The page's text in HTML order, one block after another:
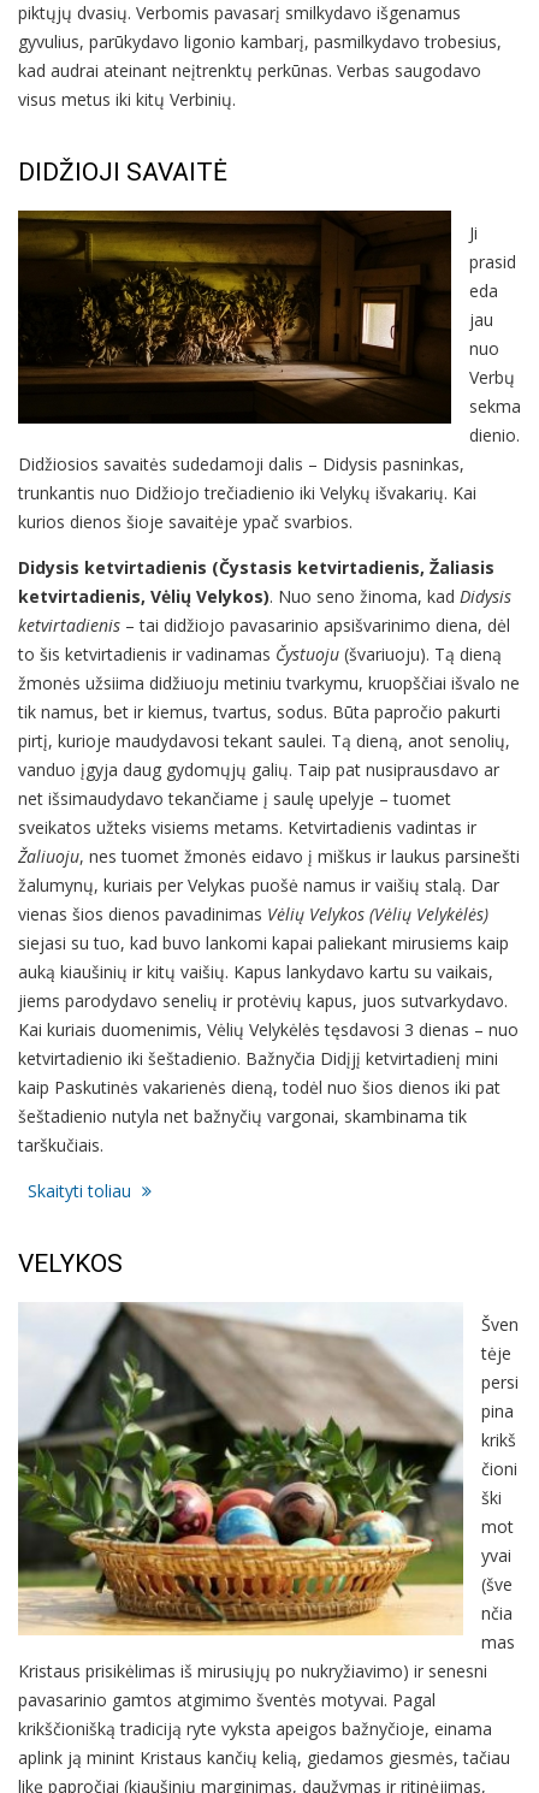
piktųjų dvasių. Verbomis pavasarį smilkydavo išgenamus
gyvulius, parūkydavo ligonio kambarį, pasmilkydavo trobesius,
kad audrai ateinant neįtrenktų perkūnas. Verbas saugodavo
visus metus iki kitų Verbinių.
DIDŽIOJI SAVAITĖ
Ji
prasid
eda
jau
nuo
Verbų
sekma
dienio.
Didžiosios savaitės sudedamoji dalis – Didysis pasninkas,
trunkantis nuo Didžiojo trečiadienio iki Velykų išvakarių. Kai
kurios dienos šioje savaitėje ypač svarbios.
Didysis ketvirtadienis (Čystasis ketvirtadienis, Žaliasis
ketvirtadienis, Vėlių Velykos). Nuo seno žinoma, kad Didysis
ketvirtadienis – tai didžiojo pavasarinio apsišvarinimo diena, dėl
to šis ketvirtadienis ir vadinamas Čystuoju (švariuoju). Tą dieną
žmonės užsiima didžiuoju metiniu tvarkymu, kruopščiai išvalo ne
tik namus, bet ir kiemus, tvartus, sodus. Būta papročio pakurti
pirtį, kurioje maudydavosi tekant saulei. Tą dieną, anot senolių,
vanduo įgyja daug gydomųjų galių. Taip pat nusiprausdavo ar
net išsimaudydavo tekančiame į saulę upelyje – tuomet
sveikatos užteks visiems metams. Ketvirtadienis vadintas ir
Žaliuoju, nes tuomet žmonės eidavo į miškus ir laukus parsinešti
žalumynų, kuriais per Velykas puošė namus ir vaišių stalą. Dar
vienas šios dienos pavadinimas Vėlių Velykos (Vėlių Velykėlės)
siejasi su tuo, kad buvo lankomi kapai paliekant mirusiems kaip
auką kiaušinių ir kitų vaišių. Kapus lankydavo kartu su vaikais,
jiems parodydavo senelių ir protėvių kapus, juos sutvarkydavo.
Kai kuriais duomenimis, Vėlių Velykėlės tęsdavosi 3 dienas – nuo
ketvirtadienio iki šeštadienio. Bažnyčia Didįjį ketvirtadienį mini
kaip Paskutinės vakarienės dieną, todėl nuo šios dienos iki pat
šeštadienio nutyla net bažnyčių vargonai, skambinama tik
tarškučiais.
Skaityti toliau
VELYKOS
Šven
tėje
persi
pina
krikš
čioni
ški
mot
yvai
(šve
nčia
mas
Kristaus prisikėlimas iš mirusiųjų po nukryžiavimo) ir senesni
pavasarinio gamtos atgimimo šventės motyvai. Pagal
krikščionišką tradiciją ryte vyksta apeigos bažnyčioje, einama
aplink ją minint Kristaus kančių kelią, giedamos giesmės, tačiau
likę papročiai (kiaušinių marginimas, daužymas ir ritinėjimas,